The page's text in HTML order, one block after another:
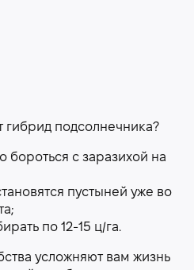
гибрид подсолнечника?
бороться с заразихой на
пустыней уже во
по 12-15 ц/га.
усложняют вам жизнь